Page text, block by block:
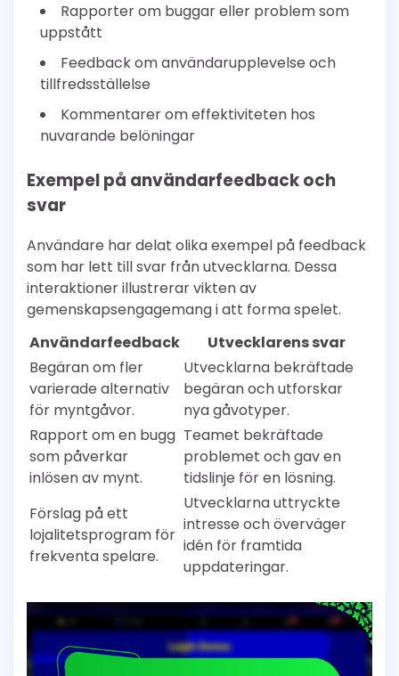
Rapporter om buggar eller problem som
uppstått
Feedback om användarupplevelse och
tillfredsställelse
Kommentarer om effektiviteten hos
nuvarande belöningar
Exempel på användarfeedback och
svar
Användare har delat olika exempel på feedback
som har lett till svar från utvecklarna. Dessa
interaktioner illustrerar vikten av
gemenskapsengagemang i att forma spelet.
Användarfeedback
Utvecklarens svar
Begäran om fler
varierade alternativ
för myntgåvor.
Utvecklarna bekräftade
begäran och utforskar
nya gåvotyper.
Rapport om en bugg
som påverkar
inlösen av mynt.
Teamet bekräftade
problemet och gav en
tidslinje för en lösning.
Förslag på ett
lojalitetsprogram för
frekventa spelare.
Utvecklarna uttryckte
intresse och överväger
idén för framtida
uppdateringar.